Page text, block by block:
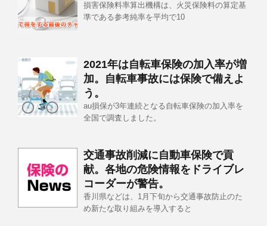
損害保険料率算出機構は、火災保険料の算定基
準である参考純率を平均で10
2021年は自転車保険の加入率が増
加。自転車事故には保険で備えよ
う。
au損保が3年連続となる自転車保険の加入率を
全国で調査しました。
交通事故削減に自動車保険で貢
献。各地の危険情報をドライブレ
コーダーが警告。
香川県などは、1月下旬から交通事故防止のた
め新たな取り組みを導入すると